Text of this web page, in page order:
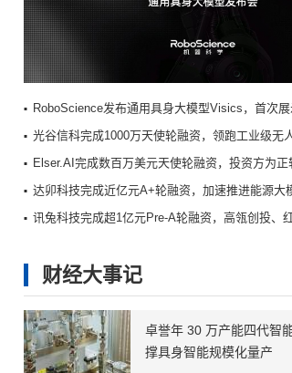
光谷信科完成1000万天使轮融资，领跑工业级无
Elser.AI完成数百万美元天使轮融资，投资方为正
达卯科技完成近亿元A+轮融资，加速推进能源大
财经大事记
卓誉年 30 万产能四代智
撑具身智能规模化量产